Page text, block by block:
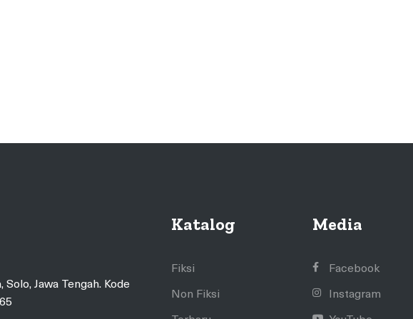
Jawa Tengah. Kode
Katalog
Fiksi
Non Fiksi
Media
Facebook
Instagram